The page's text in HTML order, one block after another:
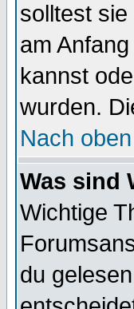
solltest
am
kannst
wurden.
Nach oben
Was sind
Wichtige
du